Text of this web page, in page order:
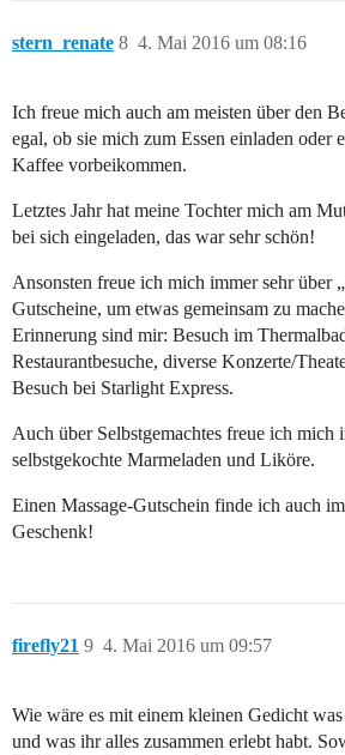
stern_renate 4. Mai 2016 um 08:16
8
Ich freue mich auch am meisten über den
egal, ob sie mich zum Essen einladen oder
Kaffee vorbeikommen.
Letztes Jahr hat meine Tochter mich am
bei sich eingeladen, das war sehr schön!
Ansonsten freue ich mich immer sehr über
Gutscheine, um etwas gemeinsam zu
Erinnerung sind mir: Besuch im
Restaurantbesuche, diverse Konzerte/
Besuch bei Starlight Express.
Auch über Selbstgemachtes freue ich mich
selbstgekochte Marmeladen und Liköre.
Einen Massage-Gutschein finde ich auch
Geschenk!
firefly21 4. Mai 2016 um 09:57
9
Wie wäre es mit einem kleinen Gedicht
und was ihr alles zusammen erlebt habt.